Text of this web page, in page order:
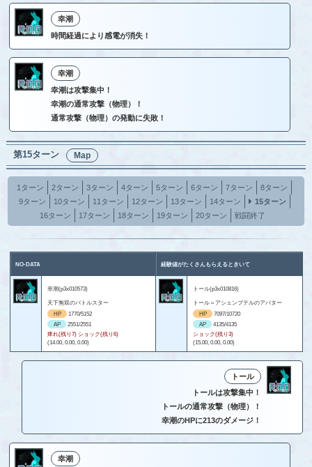
幸潮
時間経過により感電が消失！
幸潮
幸潮は攻撃集中！
幸潮の通常攻撃（物理）！
通常攻撃（物理）の発動に失敗！
第15ターン Map
1ターン 2ターン 3ターン 4ターン 5ターン 6ターン 7ターン
8ターン
9ターン
10ターン 11ターン 12ターン 13ターン 14ターン
15ターン
16ターン
17ターン 18ターン 19ターン 20ターン 戦闘終了
NO-DATA 経験値がたくさんもらえるときいて
幸潮(p3x010573)
天下無双のバトルスター
HP
1770/5152
AP
2551/2551
痺れ(残り7) ショック(残り6)
(14.00, 0.00, 0.00)
トール(p3x010816)
トール＝アシェンプテルのアバター
HP
7097/10720
AP
4135/4135
ショック(残り3)
(15.00, 0.00, 0.00)
トール
トールは攻撃集中！
トールの通常攻撃（物理）！
幸潮のHPに213のダメージ！
幸潮